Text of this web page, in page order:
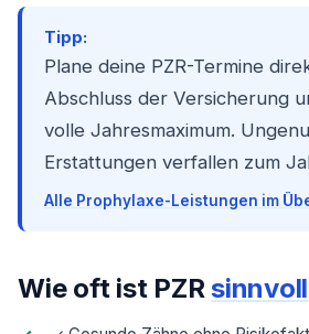
Tipp:
Plane deine PZR-Termine
Abschluss der Versicherung
volle Jahresmaximum.
Erstattungen verfallen zum
Alle Prophylaxe-Leistungen im
Wie oft ist PZRsinnvoll